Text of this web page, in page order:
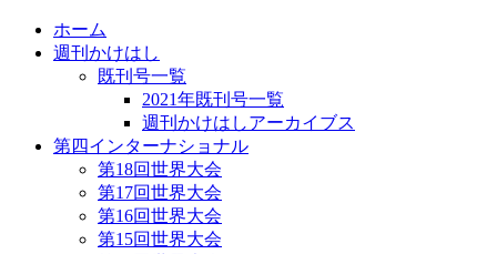
ホーム
週刊かけはし
既刊号一覧
2021年既刊号一覧
週刊かけはしアーカイブス
第四インターナショナル
第18回世界大会
第17回世界大会
第16回世界大会
第15回世界大会